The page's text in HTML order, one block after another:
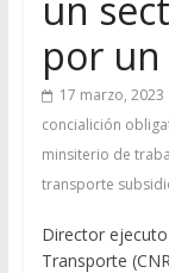
por
17 marzo, 2023
concialición
minsiterio de
transporte
Director
Transporte